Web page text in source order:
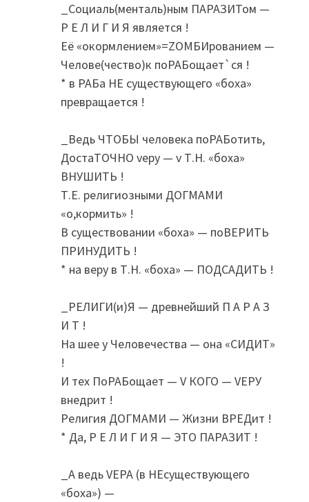
_Социаль(менталь)ным ПАРАЗИТом —
Р Е Л И Г И Я является !
Её «окормлением»=ZОМБИрованием —
Челове(чество)к поРАБощает`ся !
* в РАБа НЕ существующего «боха»
превращается !
_Ведь ЧТОБЫ человека поРАБотить,
ДостаТОЧНО vеру — v Т.Н. «боха»
ВНУШИТЬ !
Т.Е. религиозными ДОГМАМИ
«о,кормить» !
В существовании «боха» — поВЕРИТЬ
ПРИНУДИТЬ !
* на веру в Т.Н. «боха» — ПОДСАДИТЬ !
_РЕЛИГИ(и)Я — древнейший П А Р А З
И Т !
На шее у Человечества — она «СИДИТ»
!
И тех ПоРАБощает — V КОГО — VEРУ
внедрит !
Религия ДОГМАМИ — Жизни ВРЕДит !
* Да, Р Е Л И Г И Я — ЭТО ПАРАЗИТ !
_А ведь VЕРА (в НЕсуществующего
«боха») —